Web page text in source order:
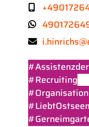
#Recruiting